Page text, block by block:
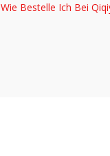
Wie Bestelle Ich Bei